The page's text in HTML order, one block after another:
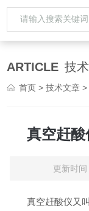
ARTICLE 技
首页 >技术文章 >
真空赶酸
更新时
真空赶酸仪又叫